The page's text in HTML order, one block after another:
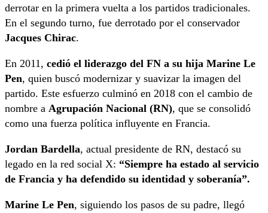
derrotar en la primera vuelta a los partidos tradicionales.
En el segundo turno, fue derrotado por el conservador
Jacques Chirac.
En 2011, cedió el liderazgo del FN a su hija Marine Le
Pen, quien buscó modernizar y suavizar la imagen del
partido. Este esfuerzo culminó en 2018 con el cambio de
nombre a Agrupación Nacional (RN), que se consolidó
como una fuerza política influyente en Francia.
Jordan Bardella, actual presidente de RN, destacó su
legado en la red social X: “Siempre ha estado al servicio
de Francia y ha defendido su identidad y soberanía”.
Marine Le Pen, siguiendo los pasos de su padre, llegó